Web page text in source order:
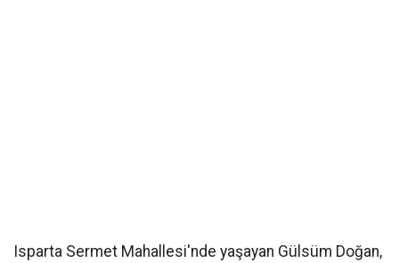
Isparta Sermet Mahallesi'nde yaşayan Gülsüm Doğan,